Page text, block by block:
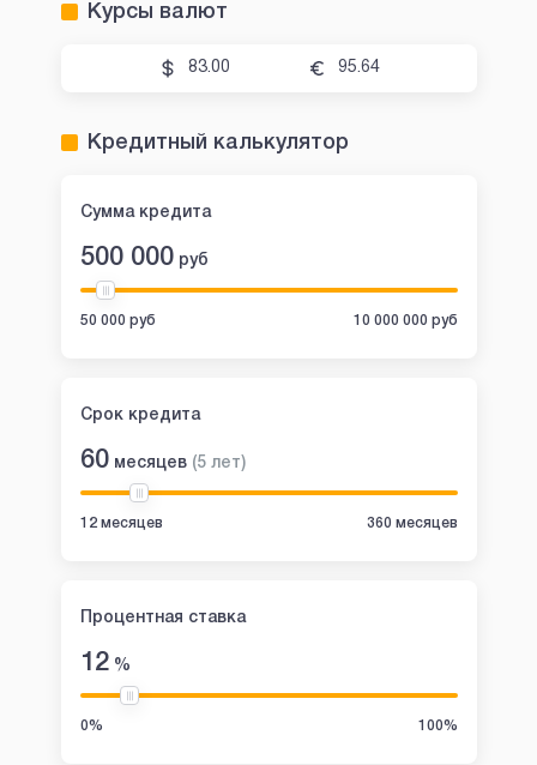
Курсы валют
83.00 95.64
Кредитный калькулятор
Сумма кредита
500 000 руб
50 000 руб 10 000 000 руб
Срок кредита
60 месяцев (5 лет)
12 месяцев 360 месяцев
Процентная ставка
12%
0% 100%